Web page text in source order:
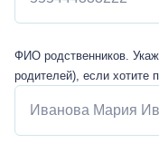
ФИО родственников.
родителей), если хотите